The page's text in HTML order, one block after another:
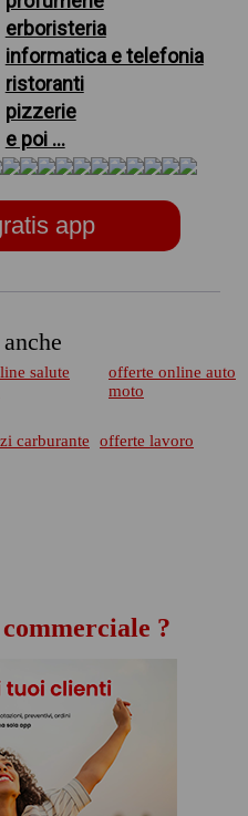
erboristeria
informatica e telefonia
ristoranti
pizzerie
e poi ...
app
salute
offerte online auto
moto
carburante
offerte lavoro
?